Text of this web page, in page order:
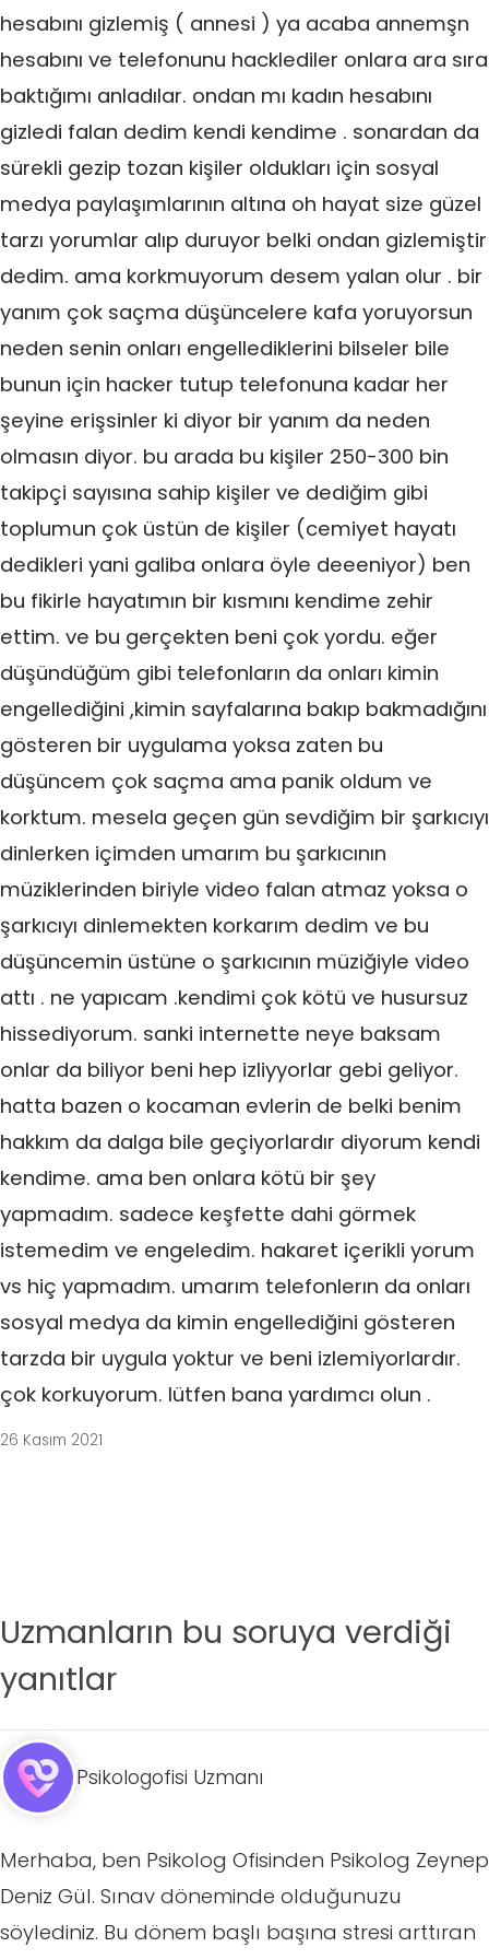
hesabını gizlemiş ( annesi ) ya acaba annemşn
hesabını ve telefonunu hacklediler onlara ara sıra
baktığımı anladılar. ondan mı kadın hesabını
gizledi falan dedim kendi kendime . sonardan da
sürekli gezip tozan kişiler oldukları için sosyal
medya paylaşımlarının altına oh hayat size güzel
tarzı yorumlar alıp duruyor belki ondan gizlemiştir
dedim. ama korkmuyorum desem yalan olur . bir
yanım çok saçma düşüncelere kafa yoruyorsun
neden senin onları engellediklerini bilseler bile
bunun için hacker tutup telefonuna kadar her
şeyine erişsinler ki diyor bir yanım da neden
olmasın diyor. bu arada bu kişiler 250-300 bin
takipçi sayısına sahip kişiler ve dediğim gibi
toplumun çok üstün de kişiler (cemiyet hayatı
dedikleri yani galiba onlara öyle deeeniyor) ben
bu fikirle hayatımın bir kısmını kendime zehir
ettim. ve bu gerçekten beni çok yordu. eğer
düşündüğüm gibi telefonların da onları kimin
engellediğini ,kimin sayfalarına bakıp bakmadığını
gösteren bir uygulama yoksa zaten bu
düşüncem çok saçma ama panik oldum ve
korktum. mesela geçen gün sevdiğim bir şarkıcıyı
dinlerken içimden umarım bu şarkıcının
müziklerinden biriyle video falan atmaz yoksa o
şarkıcıyı dinlemekten korkarım dedim ve bu
düşüncemin üstüne o şarkıcının müziğiyle video
attı . ne yapıcam .kendimi çok kötü ve husursuz
hissediyorum. sanki internette neye baksam
onlar da biliyor beni hep izliyyorlar gebi geliyor.
hatta bazen o kocaman evlerin de belki benim
hakkım da dalga bile geçiyorlardır diyorum kendi
kendime. ama ben onlara kötü bir şey
yapmadım. sadece keşfette dahi görmek
istemedim ve engeledim. hakaret içerikli yorum
vs hiç yapmadım. umarım telefonlerın da onları
sosyal medya da kimin engellediğini gösteren
tarzda bir uygula yoktur ve beni izlemiyorlardır.
çok korkuyorum. lütfen bana yardımcı olun .
26 Kasım 2021
Uzmanların bu soruya verdiği
yanıtlar
Psikologofisi Uzmanı
Merhaba, ben Psikolog Ofisinden Psikolog Zeynep
Deniz Gül. Sınav döneminde olduğunuzu
söylediniz. Bu dönem başlı başına stresi arttıran